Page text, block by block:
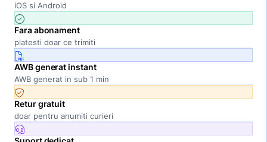
iOS si Android
Fara abonament
platesti doar ce trimiti
AWB generat instant
AWB generat in sub 1 min
Retur gratuit
doar pentru anumiti curieri